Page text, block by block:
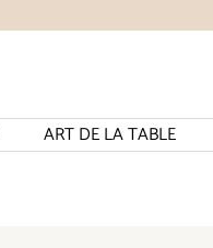
ART DE LA TABLE